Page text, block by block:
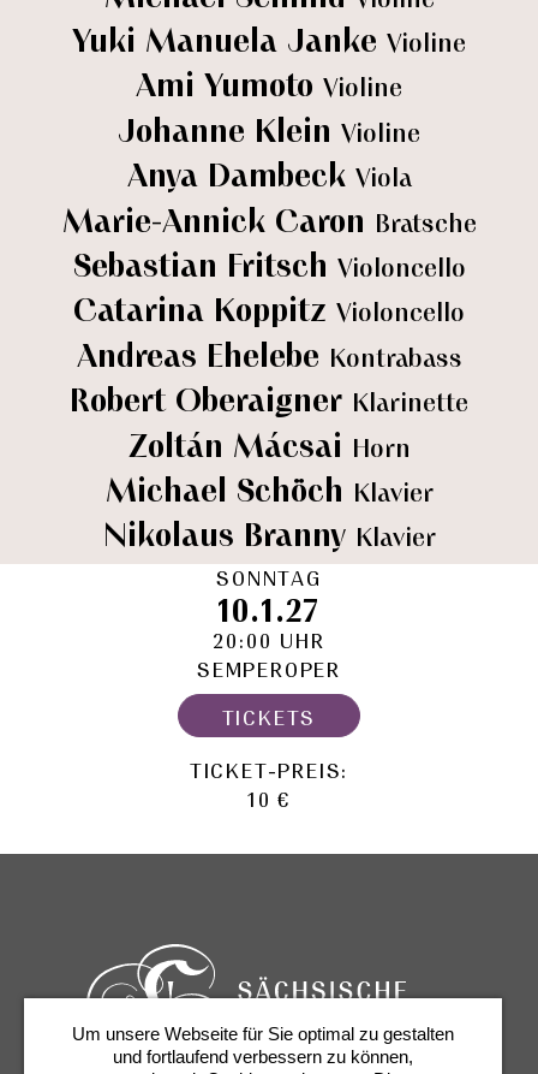
Yuki Manuela Janke Violine
Ami Yumoto Violine
Johanne Klein Violine
Anya Dambeck Viola
Marie-Annick Caron Bratsche
Sebastian Fritsch Violoncello
Catarina Koppitz Violoncello
Andreas Ehelebe Kontrabass
Robert Oberaigner Klarinette
Zoltán Mácsai Horn
Michael Schöch Klavier
Nikolaus Branny Klavier
SONNTAG
10.1.27
20:00 UHR
SEMPEROPER
TICKETS
TICKET-PREIS:
10 €
Um unsere Webseite für Sie optimal zu gestalten
und fortlaufend verbessern zu können,